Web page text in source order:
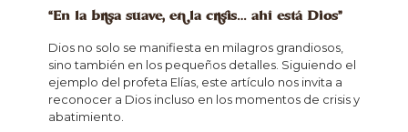
“En la brisa suave, en la crisis… ahí está Dios”
Dios no solo se manifiesta en milagros grandiosos,
sino también en los pequeños detalles. Siguiendo el
ejemplo del profeta Elías, este artículo nos invita a
reconocer a Dios incluso en los momentos de crisis y
abatimiento.